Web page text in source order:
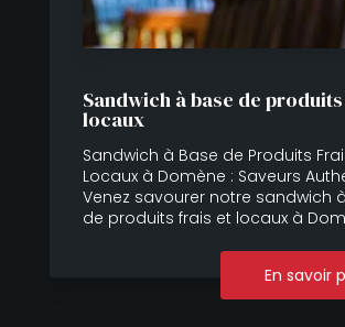
Sandwich à base de
locaux
Sandwich à Base de Produits
Locaux à Domène : Saveurs
Venez savourer notre sandwich
de produits frais et locaux à
En savoir